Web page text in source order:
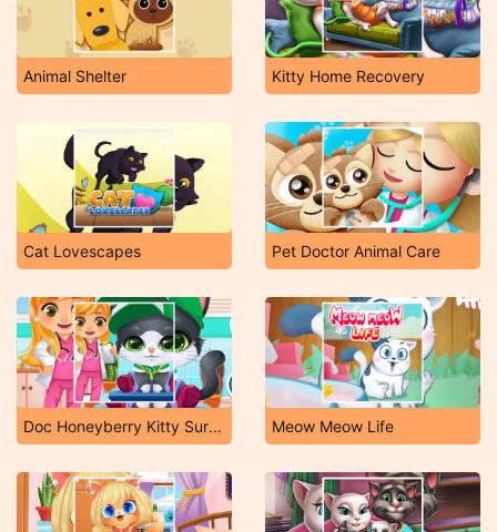
Animal Shelter Kitty Home Recovery
Cat Lovescapes Pet Doctor Animal Care
Doc Honeyberry Kitty Surgery Meow Meow Life